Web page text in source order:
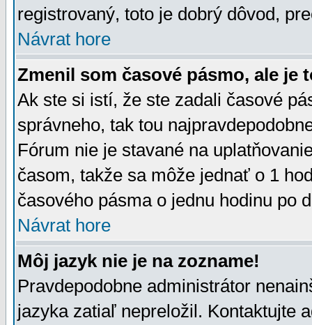
registrovaný, toto je dobrý dôvod,
Návrat hore
Zmenil som časové pásmo, ale je
Ak ste si istí, že ste zadali časové
správneho, tak tou
Fórum nie je stavané na
časom, takže sa môže jednať o 1
časového pásma o jednu hodinu po
Návrat hore
Môj jazyk nie je na zozname!
Pravdepodobne administrátor
jazyka zatiaľ nepreložil. Kontaktujte